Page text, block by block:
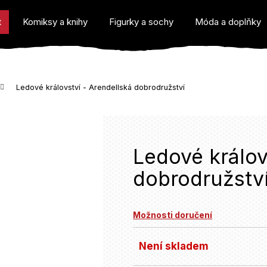
Komiksy a knihy Figurky a sochy Móda a doplňky
Ledové království - Arendellská dobrodružství
Ledové
Možnosti doručení
Není skladem